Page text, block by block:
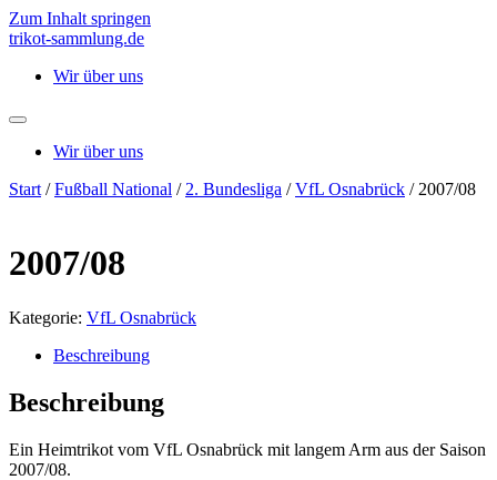
Zum Inhalt springen
trikot-sammlung.de
Wir über uns
Wir über uns
Start /Fußball National / 2. Bundesliga /VfL Osnabrück / 2007/08
2007/08
Kategorie: VfL Osnabrück
Beschreibung
Beschreibung
Ein Heimtrikot vom VfL Osnabrück mit langem Arm aus der Saison
2007/08.